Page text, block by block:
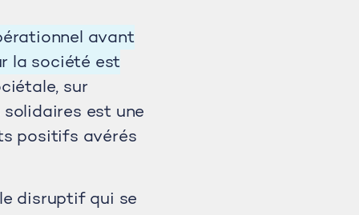
avant
la société est
sur
est une
positifs avérés
disruptif qui se